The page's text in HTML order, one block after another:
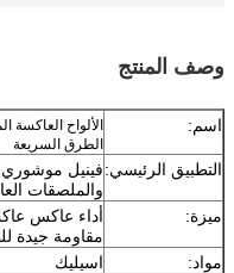
وصف المنتج
اسم:
الألواح
الطرق السريعة
التطبيق الرئيسي:فينيل موشوري
والملصقات
ميزة:
أداء عاكس
مقاومة جيدة
مواد:
اسيليك